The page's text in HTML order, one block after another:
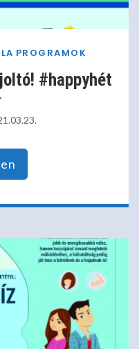
PROGRAMOK
#happyhét